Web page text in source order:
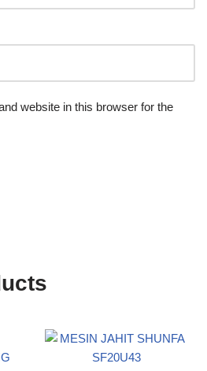
website in this browser for the